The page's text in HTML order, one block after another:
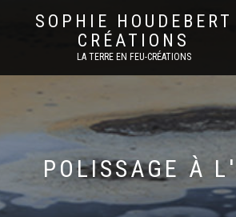
SOPHIE HOUDEBERT
CRÉATIONS
LA TERRE EN FEU-CRÉATIONS
POLISSAGE À